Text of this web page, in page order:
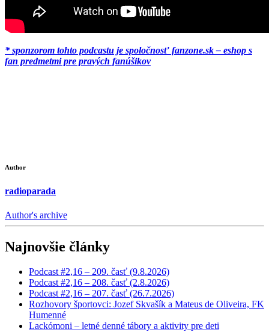
* sponzorom tohto podcastu je spoločnosť fanzone.sk – eshop s
fan predmetmi pre pravých fanúšikov
Author
radioparada
Author's archive
Najnovšie články
Podcast #2,16 – 209. časť (9.8.2026)
Podcast #2,16 – 208. časť (2.8.2026)
Podcast #2,16 – 207. časť (26.7.2026)
Rozhovory športovci: Jozef Skvašík a Mateus de Oliveira, FK
Humenné
Lackómoni – letné denné tábory a aktivity pre deti